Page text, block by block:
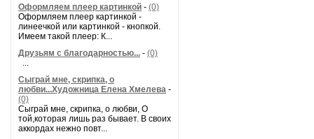
Оформляем плеер картинкой - (0)
Оформляем плеер картинкой -
линеечкой или картинкой - кнопкой.
Имеем такой плеер: К...
Друзьям с благодарностью... - (0)
...
Сыграй мне, скрипка, о
любви...Художница Елена Хмелева -
(0)
Сыграй мне, скрипка, о любви, О
той,которая лишь раз бывает. В своих
аккордах нежно повт...